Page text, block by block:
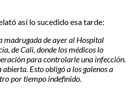
así lo sucedido esa tarde:
madrugada de ayer al Hospital
de Cali, donde los médicos lo
para controlarle una infección.
Esto obligó a los galenos a
por tiempo indefinido.